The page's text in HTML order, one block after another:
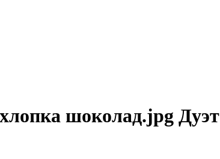
шоколад.jpg Дуэт